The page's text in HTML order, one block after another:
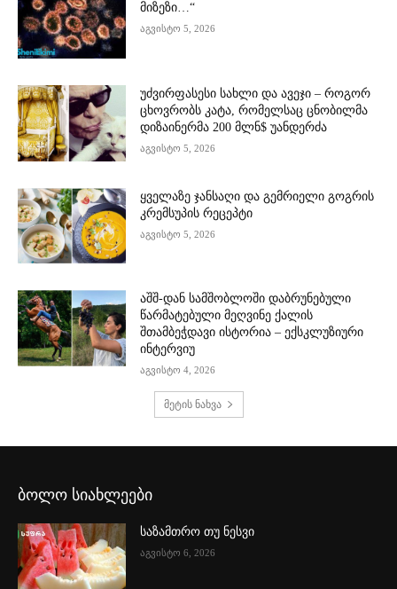
მიზეზი…“
აგვისტო 5, 2026
უძვირფასესი სახლი და ავეჯი – როგორ
ცხოვრობს კატა, რომელსაც ცნობილმა
დიზაინერმა 200 მლნ$ უანდერძა
აგვისტო 5, 2026
ყველაზე ჯანსაღი და გემრიელი გოგრის
კრემსუპის რეცეპტი
აგვისტო 5, 2026
აშშ-დან სამშობლოში დაბრუნებული
წარმატებული მეღვინე ქალის
შთამბეჭდავი ისტორია – ექსკლუზიური
ინტერვიუ
აგვისტო 4, 2026
მეტის ნახვა
ბოლო სიახლეები
საზამთრო თუ ნესვი
აგვისტო 6, 2026